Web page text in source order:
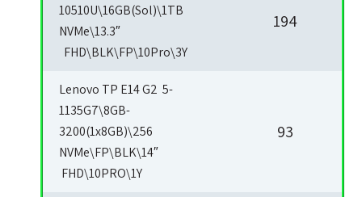
194
10510U\16GB(Sol)\1TB
NVMe\13.3″
FHD\BLK\FP\10Pro\3Y
93
Lenovo TP E14 G2 5-
1135G7\8GB-
3200(1x8GB)\256
NVMe\FP\BLK\14″
FHD\10PRO\1Y